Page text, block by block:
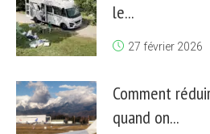
le...
27 février 2026
Comment
quand on...